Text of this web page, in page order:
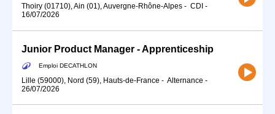
Thoiry (01710), Ain (01), Auvergne-Rhône-Alpes - CDI -
16/07/2026
Junior Product Manager - Apprenticeship
Emploi DECATHLON
Lille (59000), Nord (59), Hauts-de-France - Alternance -
26/07/2026